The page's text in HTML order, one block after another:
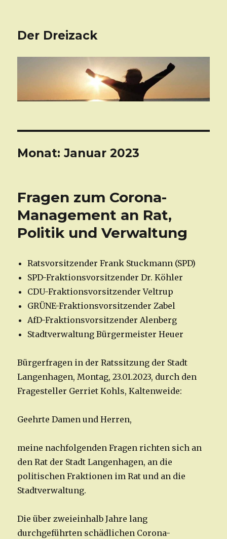
Der Dreizack
Monat: Januar 2023
Fragen zum Corona-
Management an Rat,
Politik und Verwaltung
Ratsvorsitzender Frank Stuckmann (SPD)
SPD-Fraktionsvorsitzender Dr. Köhler
CDU-Fraktionsvorsitzender Veltrup
GRÜNE-Fraktionsvorsitzender Zabel
AfD-Fraktionsvorsitzender Alenberg
Stadtverwaltung Bürgermeister Heuer
Bürgerfragen in der Ratssitzung der Stadt
Langenhagen, Montag, 23.01.2023, durch den
Fragesteller Gerriet Kohls, Kaltenweide:
Geehrte Damen und Herren,
meine nachfolgenden Fragen richten sich an
den Rat der Stadt Langenhagen, an die
politischen Fraktionen im Rat und an die
Stadtverwaltung.
Die über zweieinhalb Jahre lang
durchgeführten schädlichen Corona-